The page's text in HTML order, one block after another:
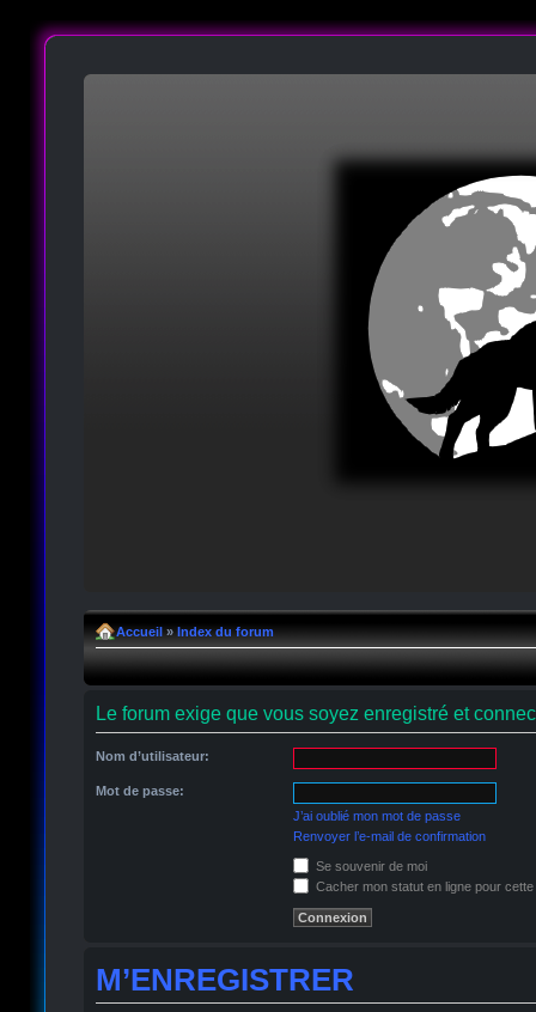
Accueil » Index du forum
Le forum exige que vous soyez enregistré et
Nom d’utilisateur:
Mot de passe:
J’ai oublié mon mot de passe
Renvoyer l’e-mail de confirmation
Se souvenir de moi
Cacher mon statut en ligne pour
M’ENREGISTRER